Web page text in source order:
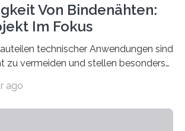
Von Bindenähten:
Im Fokus
technischer Anwendungen sind
zu vermeiden und stellen besonders
große Herausforderung dar.
ago